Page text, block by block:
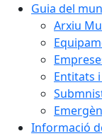
Guia del
Arxiu
Entitats
Informació